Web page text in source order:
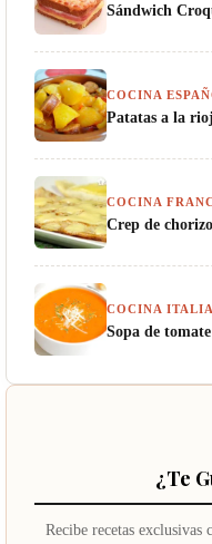
Sándwich
COCINA
Patatas a la
COCINA
Crep de chorizo
COCINA
Sopa de
¿Te
Recibe recetas exclusivas